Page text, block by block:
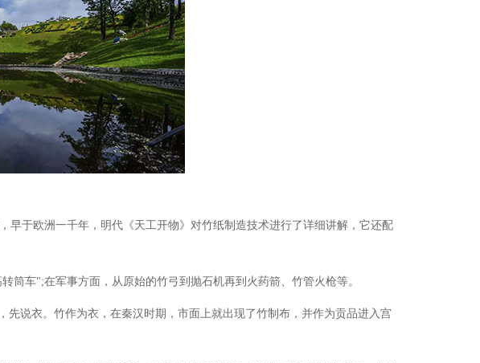
于欧洲一千年，明代《天工开物》对竹纸制造技术进行了详细讲解，它还配
筒车";在军事方面，从原始的竹弓到抛石机再到火药箭、竹管火枪等。
说衣。竹作为衣，在秦汉时期，市面上就出现了竹制布，并作为贡品进入宫